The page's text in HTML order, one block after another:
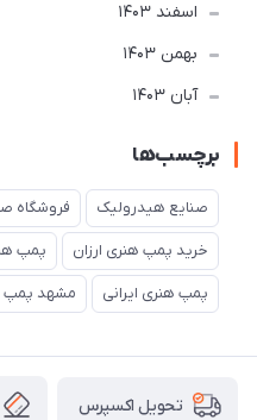
اسفند 1403
بهمن 1403
آبان 1403
برچسب‌ها
صنایع هیدرولیک فروشگاه
خرید پمپ هنری ارزان پمپ
پمپ هنری ایرانی مشهد پمپ
تحویل اکسپرس